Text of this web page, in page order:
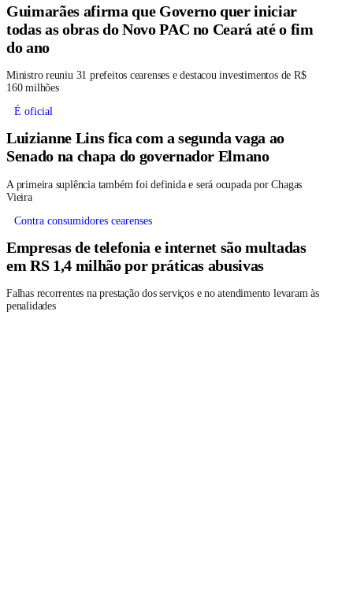
Guimarães afirma que Governo quer iniciar
todas as obras do Novo PAC no Ceará até o fim
do ano
Ministro reuniu 31 prefeitos cearenses e destacou investimentos de R$
160 milhões
É oficial
Luizianne Lins fica com a segunda vaga ao
Senado na chapa do governador Elmano
A primeira suplência também foi definida e será ocupada por Chagas
Vieira
Contra consumidores cearenses
Empresas de telefonia e internet são multadas
em RS 1,4 milhão por práticas abusivas
Falhas recorrentes na prestação dos serviços e no atendimento levaram às
penalidades